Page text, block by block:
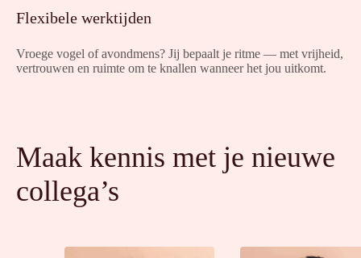
Flexibele werktijden
Vroege vogel of avondmens? Jij bepaalt je ritme — met vrijheid,
vertrouwen en ruimte om te knallen wanneer het jou uitkomt.
Maak kennis met je nieuwe
collega’s